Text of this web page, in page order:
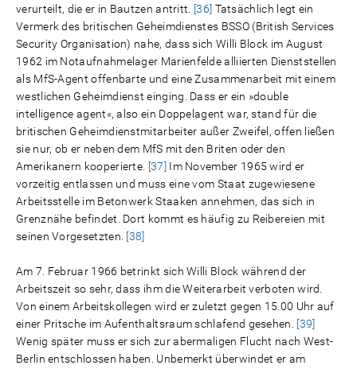
verurteilt, die er in Bautzen antritt.
[36] Tatsächlich legt ein
Vermerk des britischen Geheimdienstes BSSO (British Services
Security Organisation) nahe, dass sich Willi Block im August
1962 im Notaufnahmelager Marienfelde alliierten Dienststellen
als MfS-Agent offenbarte und eine Zusammenarbeit mit einem
westlichen Geheimdienst einging. Dass er ein »double
intelligence agent«, also ein Doppelagent war, stand für die
britischen Geheimdienstmitarbeiter außer Zweifel, offen ließen
sie nur, ob er neben dem MfS mit den Briten oder den
Amerikanern kooperierte. [37] Im November 1965 wird er
vorzeitig entlassen und muss eine vom Staat zugewiesene
Arbeitsstelle im Betonwerk Staaken annehmen, das sich in
Grenznähe befindet. Dort kommt es häufig zu Reibereien mit
seinen Vorgesetzten. [38]
Am 7. Februar 1966 betrinkt sich Willi Block während der
Arbeitszeit so sehr, dass ihm die Weiterarbeit verboten wird.
Von einem Arbeitskollegen wird er zuletzt gegen 15.00 Uhr auf
einer Pritsche im Aufenthaltsraum schlafend gesehen.
[39]
Wenig später muss er sich zur abermaligen Flucht nach West-
Berlin entschlossen haben. Unbemerkt überwindet er am